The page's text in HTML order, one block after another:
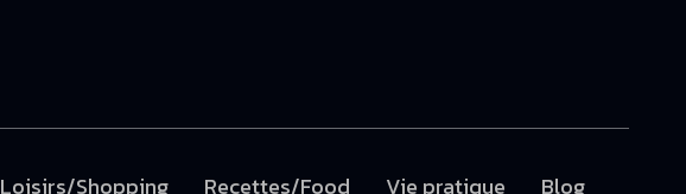
Loisirs/Shopping Recettes/Food Vie pratique Blog